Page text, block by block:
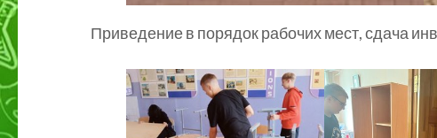
Приведение в порядок рабочих мест, сдача